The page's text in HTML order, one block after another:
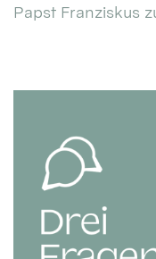
Papst Franziskus